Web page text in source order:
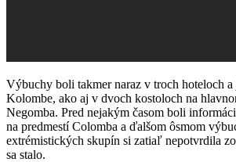
Výbuchy boli takmer naraz v troch hoteloch
Kolombe, ako aj v dvoch kostoloch na
Negomba. Pred nejakým časom boli
na predmestí Colomba a ďalšom ôsmom
extrémistických skupín si zatiaľ nepotvrdila
sa stalo.